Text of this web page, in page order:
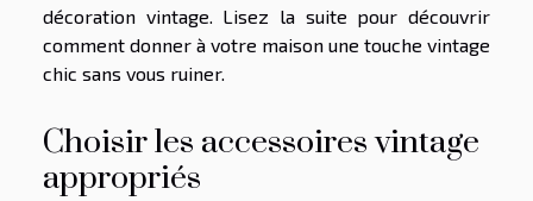
décoration vintage. Lisez la suite pour découvrir
comment donner à votre maison une touche vintage
chic sans vous ruiner.
Choisir les accessoires vintage
appropriés